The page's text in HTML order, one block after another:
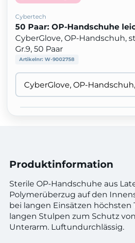
Cybertech
50 Paar: OP-Handschuhe
CyberGlove, OP-Handschuh,
Gr.9, 50 Paar
Artikelnr: W-9002758
Produktinformation
Sterile OP-Handschuhe aus
Polymerüberzug auf den
bei langen Einsätzen höchsten
langen Stulpen zum Schutz
Unterarm. Luftundurchlässig.